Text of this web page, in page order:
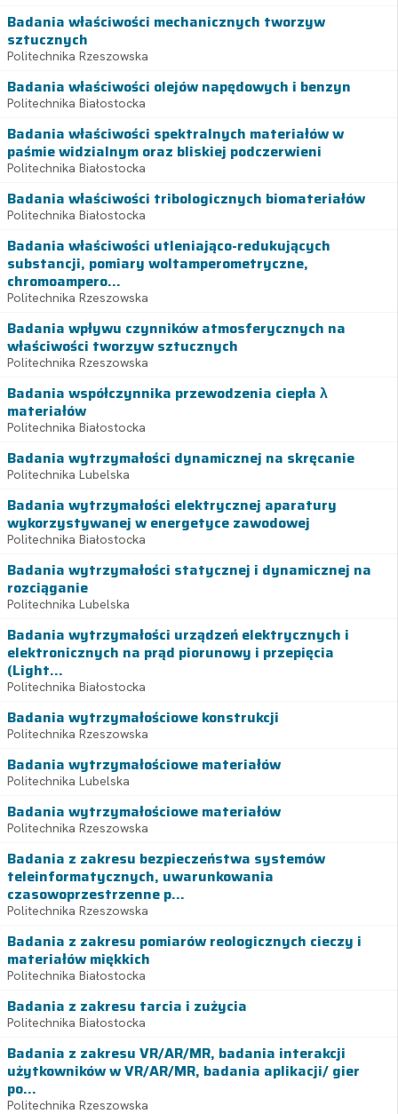
Badania właściwości mechanicznych tworzyw
sztucznych
Politechnika Rzeszowska
Badania właściwości olejów napędowych i benzyn
Politechnika Białostocka
Badania właściwości spektralnych materiałów w
paśmie widzialnym oraz bliskiej podczerwieni
Politechnika Białostocka
Badania właściwości tribologicznych biomateriałów
Politechnika Białostocka
Badania właściwości utleniająco-redukujących
substancji, pomiary woltamperometryczne,
chromoampero...
Politechnika Rzeszowska
Badania wpływu czynników atmosferycznych na
właściwości tworzyw sztucznych
Politechnika Rzeszowska
Badania współczynnika przewodzenia ciepła λ
materiałów
Politechnika Białostocka
Badania wytrzymałości dynamicznej na skręcanie
Politechnika Lubelska
Badania wytrzymałości elektrycznej aparatury
wykorzystywanej w energetyce zawodowej
Politechnika Białostocka
Badania wytrzymałości statycznej i dynamicznej na
rozciąganie
Politechnika Lubelska
Badania wytrzymałości urządzeń elektrycznych i
elektronicznych na prąd piorunowy i przepięcia
(Light...
Politechnika Białostocka
Badania wytrzymałościowe konstrukcji
Politechnika Rzeszowska
Badania wytrzymałościowe materiałów
Politechnika Lubelska
Badania wytrzymałościowe materiałów
Politechnika Rzeszowska
Badania z zakresu bezpieczeństwa systemów
teleinformatycznych, uwarunkowania
czasowoprzestrzenne p...
Politechnika Rzeszowska
Badania z zakresu pomiarów reologicznych cieczy i
materiałów miękkich
Politechnika Białostocka
Badania z zakresu tarcia i zużycia
Politechnika Białostocka
Badania z zakresu VR/AR/MR, badania interakcji
użytkowników w VR/AR/MR, badania aplikacji/ gier
po...
Politechnika Rzeszowska